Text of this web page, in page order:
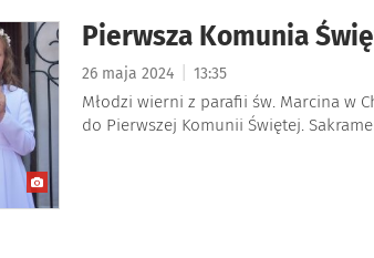
Pierwsza Komunia
26 maja 2024 13:35
Młodzi wierni z parafii św. Marcina w
do Pierwszej Komunii Świętej.